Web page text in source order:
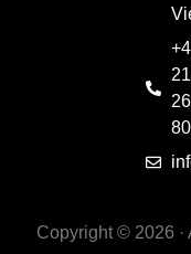
80
Copyright © 2026 ·